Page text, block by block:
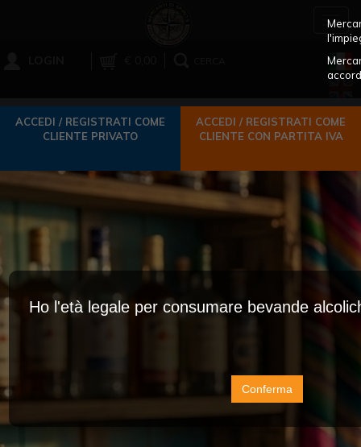
ACCEDI / REGISTRATI COME
CLIENTE PRIVATO
ACCEDI / REGISTRATI COME
CLIENTE CON PARTITA IVA
Ho l'età legale per consumare bevande
Conferma